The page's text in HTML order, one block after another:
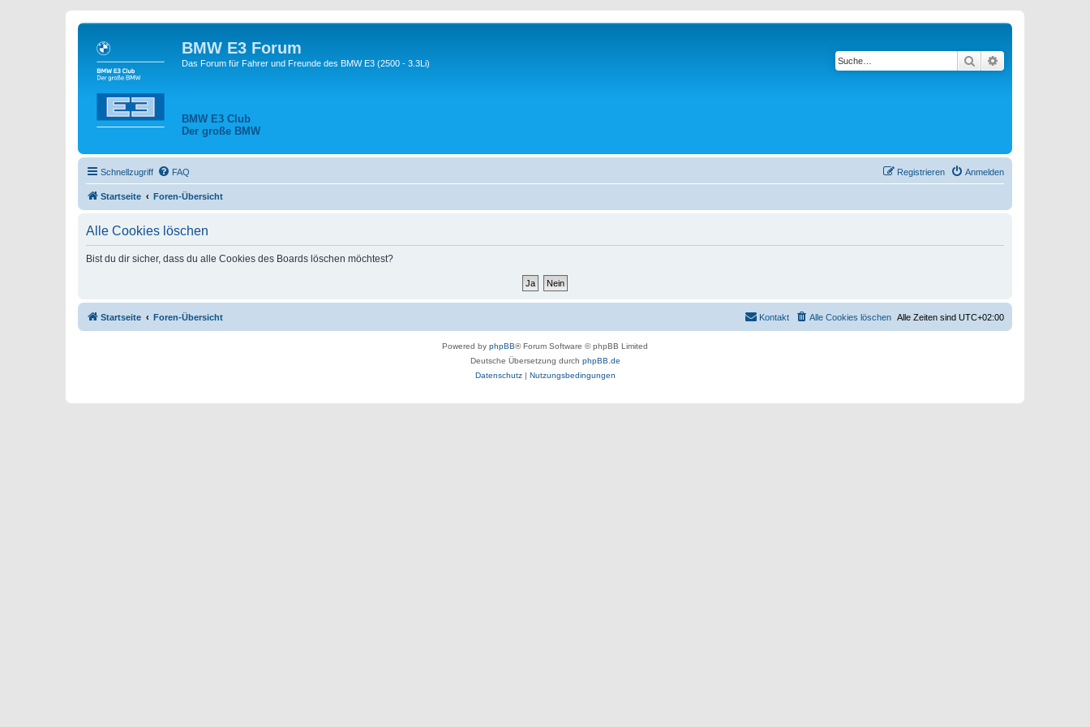
BMW E3 Forum
Das Forum für Fahrer und Freunde des BMW E3 (2500 - 3.3Li)
BMW E3 Club
Der große BMW
Suche
Schnellzugriff FAQ Anmelden
Registrieren
Startseite Foren-Übersicht
Alle Cookies löschen
Bist du dir sicher, dass du alle Cookies des Boards löschen möchtest?
Startseite Foren-Übersicht Alle Zeiten sind UTC+02:00
Alle Cookies löschen
Kontakt
Powered by phpBB® Forum Software © phpBB Limited
Deutsche Übersetzung durch phpBB.de
Datenschutz| Nutzungsbedingungen